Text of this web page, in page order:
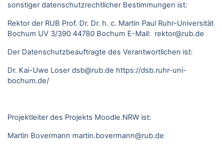
sonstiger datenschutzrechtlicher Bestimmungen ist:
Rektor der RUB Prof. Dr. Dr. h. c. Martin Paul Ruhr-Universität
Bochum UV 3/390 44780 Bochum E-Mail: rektor@rub.de
Der Datenschutzbeauftragte des Verantwortlichen ist:
Dr. Kai-Uwe Loser dsb@rub.de https://dsb.ruhr-uni-
bochum.de/
Projektleiter des Projekts Moodle.NRW ist:
Martin Bovermann martin.bovermann@rub.de